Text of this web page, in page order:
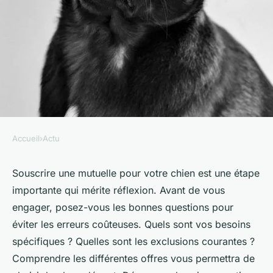
Les 5 questions clés avant de
souscrire une mutuelle chien
Imran• 23 juin 2025•3 min de lecture
Accueil›Actu
Souscrire une mutuelle pour votre chien est une étape
importante qui mérite réflexion. Avant de vous
engager, posez-vous les bonnes questions pour
éviter les erreurs coûteuses. Quels sont vos besoins
spécifiques ? Quelles sont les exclusions courantes ?
Comprendre les différentes offres vous permettra de